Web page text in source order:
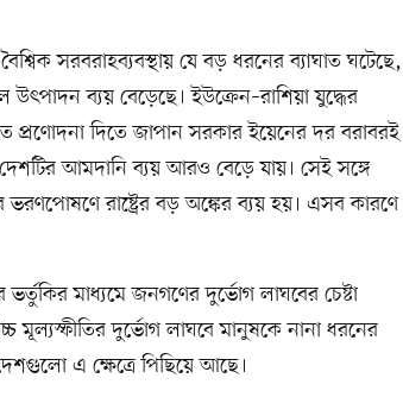
সরবরাহব্যবস্থায় যে বড় ধরনের ব্যাঘাত ঘটেছে,
ব্যয় বেড়েছে। ইউক্রেন–রাশিয়া যুদ্ধের
প্রণোদনা দিতে জাপান সরকার ইয়েনের দর বরাবরই
আমদানি ব্যয় আরও বেড়ে যায়। সেই সঙ্গে
রাষ্ট্রের বড় অঙ্কের ব্যয় হয়। এসব কারণে
মাধ্যমে জনগণের দুর্ভোগ লাঘবের চেষ্টা
মূল্যস্ফীতির দুর্ভোগ লাঘবে মানুষকে নানা ধরনের
এ ক্ষেত্রে পিছিয়ে আছে।